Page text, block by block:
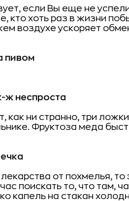
если Вы еще не
кто хоть раз в жизни
воздухе ускоряет
пивом
ж неспроста
ни странно, три
Фруктоза меда
от похмелья,
поискать то, что там,
капель на стакан